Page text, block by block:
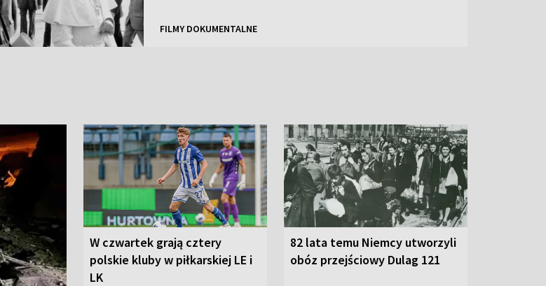
FILMY DOKUMENTALNE
W czwartek grają cztery
polskie kluby w piłkarskiej LE i
LK
82 lata temu Niemcy utworzyli
obóz przejściowy Dulag 121